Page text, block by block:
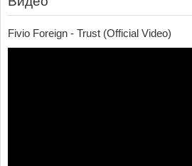
Fivio Foreign - Trust (Official Video)